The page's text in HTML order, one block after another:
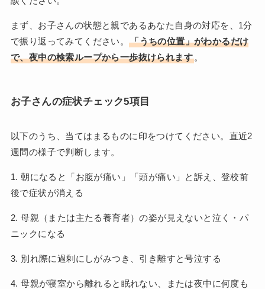
まず、お子さんの状態と親であるあなた自身の対応を、1分
で振り返ってみてください。「うちの位置」がわかるだけ
で、夜中の検索ループから一歩抜けられます。
お子さんの症状チェック5項目
以下のうち、当てはまるものに印をつけてください。直近2
週間の様子で判断します。
1. 朝になると「お腹が痛い」「頭が痛い」と訴え、登校前
後で症状が消える
2. 母親（または主たる養育者）の姿が見えないと泣く・パ
ニックになる
3. 別れ際に過剰にしがみつき、引き離すと号泣する
4. 母親が寝室から離れると眠れない、または夜中に何度も